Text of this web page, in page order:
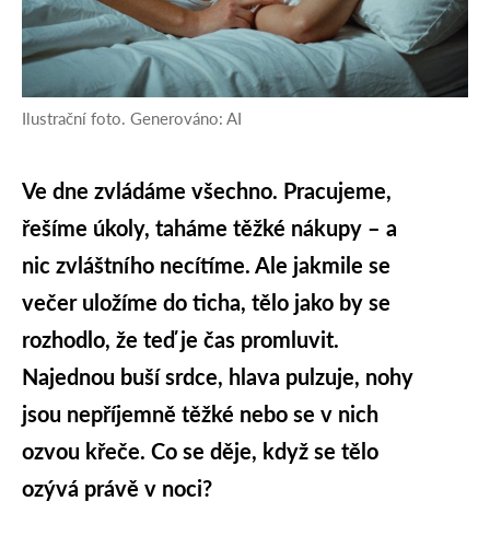
Ilustrační foto. Generováno: AI
Ve dne zvládáme všechno. Pracujeme,
řešíme úkoly, taháme těžké nákupy – a
nic zvláštního necítíme. Ale jakmile se
večer uložíme do ticha, tělo jako by se
rozhodlo, že teď je čas promluvit.
Najednou buší srdce, hlava pulzuje, nohy
jsou nepříjemně těžké nebo se v nich
ozvou křeče. Co se děje, když se tělo
ozývá právě v noci?